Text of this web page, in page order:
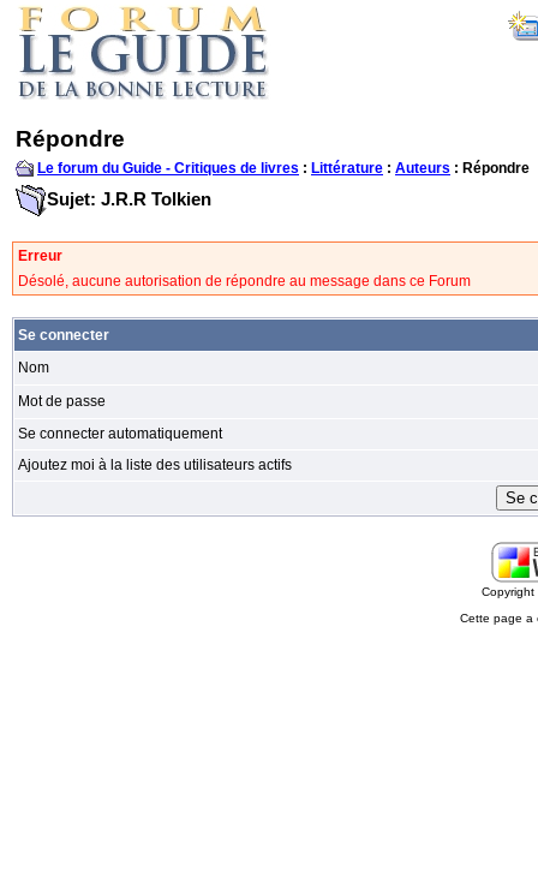
Répondre
Le forum du Guide - Critiques de livres : Littérature : Auteurs : Répondre
Sujet: J.R.R Tolkien
Erreur
Désolé, aucune autorisation de répondre au message dans ce Forum
Se connecter
Nom
Mot de passe
Se connecter automatiquement
Ajoutez moi à la liste des utilisateurs actifs
Cette page a